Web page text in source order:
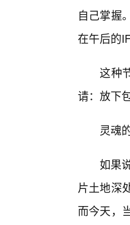
自己掌握
在午后的
这种
请：放下
灵魂
如果
片土地深
而今天，